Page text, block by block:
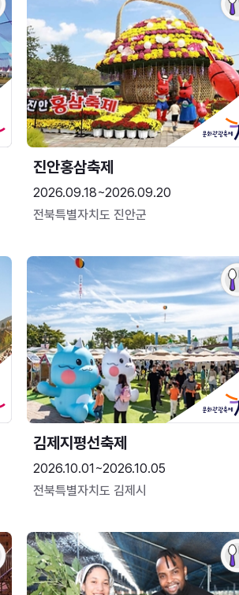
진안홍삼축제
2026.09.18~2026.09.20
전북특별자치도 진안군
김제지평선축제
2026.10.01~2026.10.05
전북특별자치도 김제시